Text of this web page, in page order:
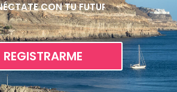
CON TU FUTURO LABORAL
REGISTRARME